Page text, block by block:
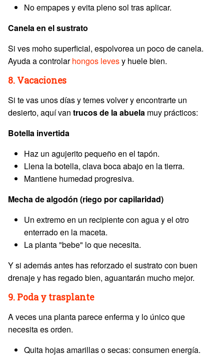
No empapes y evita pleno sol tras aplicar.
Canela en el sustrato
Si ves moho superficial, espolvorea un poco de canela.
Ayuda a controlarhongos levesy huele bien.
8. Vacaciones
Si te vas unos días y temes volver y encontrarte un
desierto, aquí van trucos de la abuela muy prácticos:
Botella invertida
Haz un agujerito pequeño en el tapón.
Llena la botella, clava boca abajo en la tierra.
Mantiene humedad progresiva.
Mecha de algodón (riego por capilaridad)
Un extremo en un recipiente con agua y el otro
enterrado en la maceta.
La planta "bebe" lo que necesita.
Y si además antes has reforzado el sustrato con buen
drenaje y has regado bien, aguantarán mucho mejor.
9. Poda y trasplante
A veces una planta parece enferma y lo único que
necesita es orden.
Quita hojas amarillas o secas: consumen energía.